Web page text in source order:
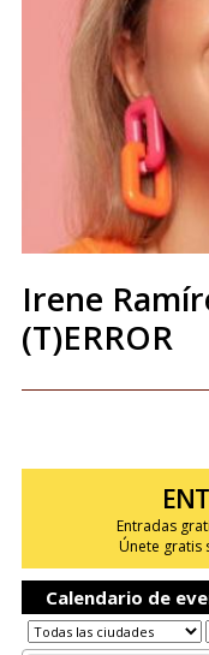
Irene
(T)ERROR
Entradas
Únete gratis
Calendario de